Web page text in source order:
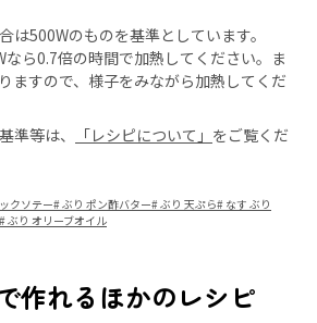
500Wのものを基準としています。
ら0.7倍の時間で加熱してください。ま
ますので、様子をみながら加熱してくだ
準等は、
「レシピについて」 をご覧くだ
クソテー#ぶり ポン酢バター#ぶり 天ぷら# なす ぶり
#ぶり オリーブオイル
作れるほかのレシピ